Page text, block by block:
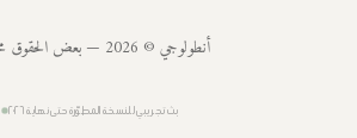
أنطولوجي © 2026 — بعض الحقوق محفوظة
بث تجريبي للنسخة المطوّرة حتى نهاية ٢٠٢٦